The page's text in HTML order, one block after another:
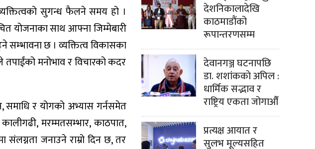
सुगन्ध फैलने समय हो ।
योजनाका साथ आफ्ना जिम्मेबारी
सम्भावना छ । व्यक्तित्व विकासका
तपाईंको मनोभाव र विचारको कदर
समाधि र योगको अभ्यास गर्नसमेत
मरम्मतसम्भार, काठपात,
संलग्नता जनाउने राम्रो दिन छ, तर
देशनिकालादेखि
काठमाडौंको
रूपान्तरणसम्म
देवानगञ्ज घटनापछि
डा. शशांककाे अपिल :
धार्मिक सद्भाव र
राष्ट्रिय एकता जोगाऔँ
प्रत्यक्ष आयात र
सुलभ मूल्यसहित